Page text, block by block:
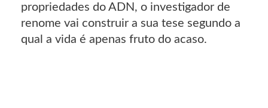
propriedades do ADN, o investigador de
renome vai construir a sua tese segundo a
qual a vida é apenas fruto do acaso.